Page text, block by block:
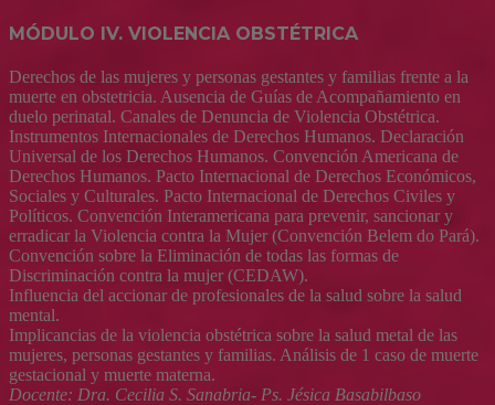
MÓDULO IV. VIOLENCIA OBSTÉTRICA
Derechos de las mujeres y personas gestantes y familias frente a la
muerte en obstetricia. Ausencia de Guías de Acompañamiento en
duelo perinatal. Canales de Denuncia de Violencia Obstétrica.
Instrumentos Internacionales de Derechos Humanos. Declaración
Universal de los Derechos Humanos. Convención Americana de
Derechos Humanos. Pacto Internacional de Derechos Económicos,
Sociales y Culturales. Pacto Internacional de Derechos Civiles y
Políticos. Convención Interamericana para prevenir, sancionar y
erradicar la Violencia contra la Mujer (Convención Belem do Pará).
Convención sobre la Eliminación de todas las formas de
Discriminación contra la mujer (CEDAW).
Influencia del accionar de profesionales de la salud sobre la salud
mental.
Implicancias de la violencia obstétrica sobre la salud metal de las
mujeres, personas gestantes y familias. Análisis de 1 caso de muerte
gestacional y muerte materna.
Docente: Dra. Cecilia S. Sanabria- Ps. Jésica Basabilbaso